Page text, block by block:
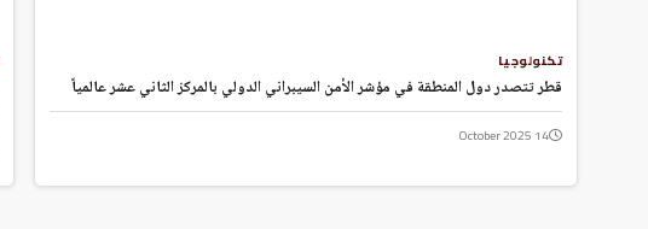
Hacklink panel
Hacklink panel
Hacklink panel
Hacklink panel
تكنولوجيا
قطر تتصدر دول المنطقة في مؤشر الأمن السيبراني الدولي بالمركز الثاني عشر عالمياً
14 October 2025